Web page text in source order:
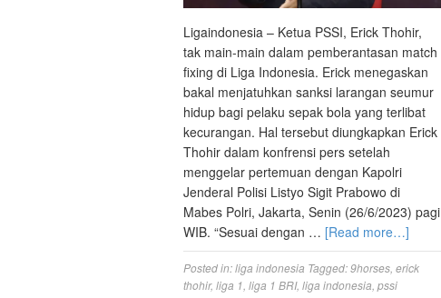
Ligaindonesia – Ketua PSSI, Erick Thohir,
tak main-main dalam pemberantasan match
fixing di Liga Indonesia. Erick menegaskan
bakal menjatuhkan sanksi larangan seumur
hidup bagi pelaku sepak bola yang terlibat
kecurangan. Hal tersebut diungkapkan Erick
Thohir dalam konfrensi pers setelah
menggelar pertemuan dengan Kapolri
Jenderal Polisi Listyo Sigit Prabowo di
Mabes Polri, Jakarta, Senin (26/6/2023) pagi
WIB. “Sesuai dengan … [Read more…]
Posted in:liga indonesia Tagged:9horses erick
thohir, liga 1 liga 1 BRI, liga indonesia pssi